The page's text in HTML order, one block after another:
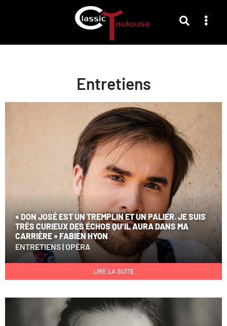
Entretiens
« DON JOSÉ EST UN TREMPLIN ET UN PALIER. JE SUIS
TRÈS CURIEUX DES ÉCHOS QU’IL AURA DANS MA
CARRIÈRE » FABIEN HYON
ENTRETIENS| OPÉRA
LIRE LA SUITE